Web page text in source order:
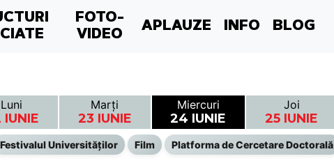
FOTO-
VIDEO
APLAUZE INFO BLOG
Luni
IUNIE
Marți
23 IUNIE
Miercuri
24 IUNIE
Joi
25 IUNIE
Festivalul Universităților Film Platforma de Cercetare Doctorală